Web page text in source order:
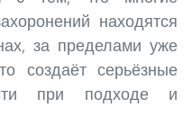
находятся
за пределами уже
создаёт серьёзные
при подходе и